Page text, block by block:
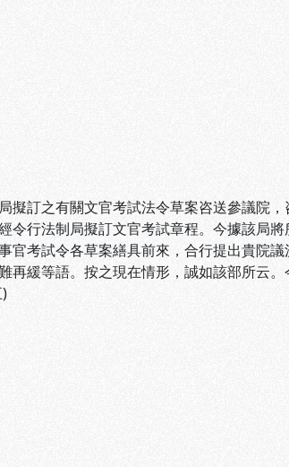
擬訂之有關文官考試法令草案咨送參議院
令行法制局擬訂文官考試章程。今據該局
官考試令各草案繕具前來，合行提出貴院
再緩等語。按之現在情形，誠如該部所云